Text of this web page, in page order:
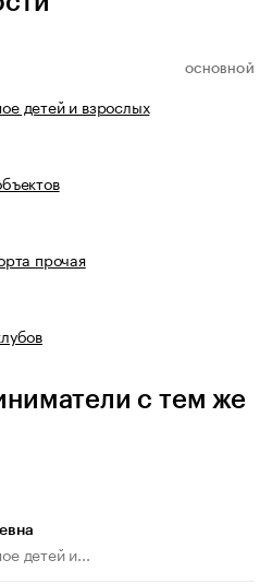
ОСНОВНОЙ
детей и взрослых
прочая
с тем же
детей и...